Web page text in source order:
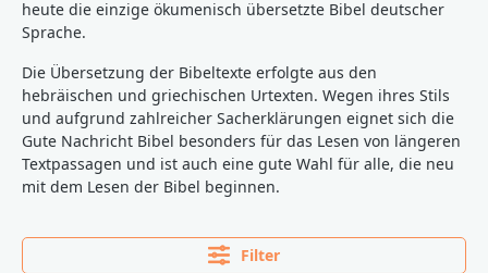
heute die einzige ökumenisch übersetzte Bibel deutscher
Sprache.
Die Übersetzung der Bibeltexte erfolgte aus den
hebräischen und griechischen Urtexten. Wegen ihres Stils
und aufgrund zahlreicher Sacherklärungen eignet sich die
Gute Nachricht Bibel besonders für das Lesen von längeren
Textpassagen und ist auch eine gute Wahl für alle, die neu
mit dem Lesen der Bibel beginnen.
Filter